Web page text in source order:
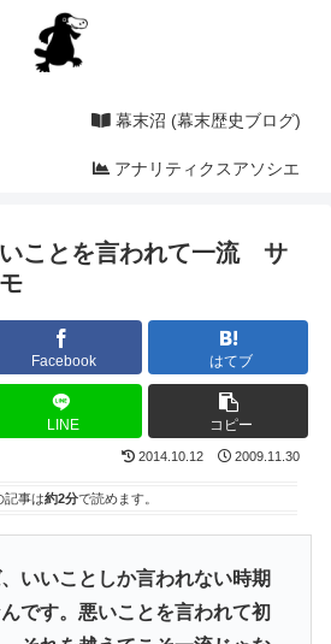
幕末沼 (幕末歴史ブログ)
アナリティクスアソシエ
ことを言われて一流 サ
Facebook はてブ
LINE コピー
2014.10.12 2009.11.30
記事は約2分で読めます。
、いいことしか言われない時期
です。悪いことを言われて初